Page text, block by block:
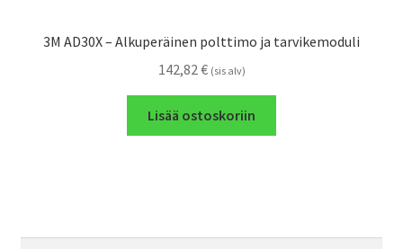
3M AD30X – Alkuperäinen polttimo ja tarvikemoduli
142,82 € (sis alv)
Lisää ostoskoriin